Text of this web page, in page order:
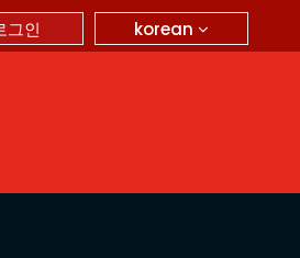
korean
그인